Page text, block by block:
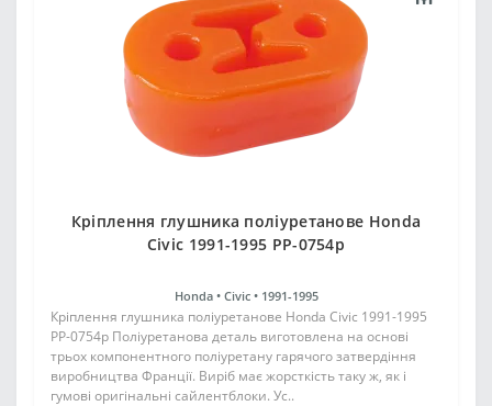
Кріплення глушника поліуретанове Honda
Civic 1991-1995 PP-0754p
Honda • Civic • 1991-1995
Кріплення глушника поліуретанове Honda Civic 1991-1995
PP-0754p Поліуретанова деталь виготовлена на основі
трьох компонентного поліуретану гарячого затвердіння
виробництва Франції. Виріб має жорсткість таку ж, як і
гумові оригінальні сайлентблоки. Ус..